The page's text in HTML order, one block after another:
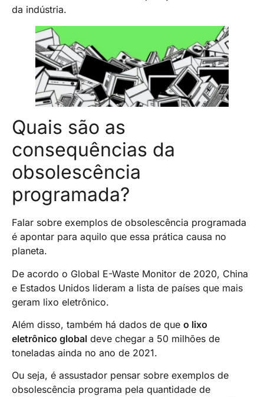
da indústria.
Quais são as
consequências da
obsolescência
programada?
Falar sobre exemplos de obsolescência programada
é apontar para aquilo que essa prática causa no
planeta.
De acordo o Global E-Waste Monitor de 2020, China
e Estados Unidos lideram a lista de países que mais
geram lixo eletrônico.
Além disso, também há dados de que o lixo
eletrônico global deve chegar a 50 milhões de
toneladas ainda no ano de 2021.
Ou seja, é assustador pensar sobre exemplos de
obsolescência programa pela quantidade de